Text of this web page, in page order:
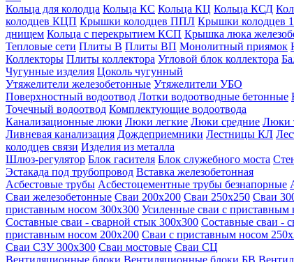
Кольца для колодца Кольца КС Кольца КЦ Кольца КСД
колодцев КЦП Крышки колодцев ППЛ Крышки колодцев
днищем Кольца с перекрытием КСП Крышка люка
Тепловые сети Плиты В Плиты ВП Монолитный приямок
Коллекторы Плиты коллектора Угловой блок коллектора
Чугунные изделия Цоколь чугунный
Утяжелители железобетонные Утяжелители УБО
Поверхностный водоотвод Лотки водоотводные бетонные
Точечный водоотвод Комплектующие водоотвода
Канализационные люки Люки легкие Люки средние Люки
Ливневая канализация Дождеприемники Лестницы КЛ
колодцев связи Изделия из металла
Шлюз-регулятор Блок гасителя Блок служебного моста
Эстакада под трубопровод Вставка железобетонная
Асбестовые трубы Асбестоцементные трубы безнапорные
Сваи железобетонные Сваи 200х200 Сваи 250х250 Сваи
приставным носом 300х300 Усиленные сваи с приставным
Составные сваи - сварной стык 300х300 Составные сваи -
приставным носом 200х200 Сваи с приставным носом
Сваи С3У 300х300 Сваи мостовые Сваи СЦ
Вентиляционные блоки Вентиляционные блоки БВ